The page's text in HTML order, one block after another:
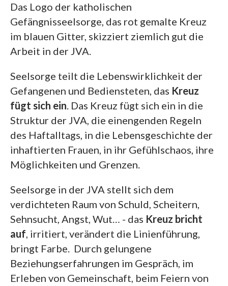
Das Logo der katholischen
Gefängnisseelsorge, das rot gemalte Kreuz
im blauen Gitter, skizziert ziemlich gut die
Arbeit in der JVA.
Seelsorge teilt die Lebenswirklichkeit der
Gefangenen und Bediensteten, das Kreuz
fügt sich ein. Das Kreuz fügt sich ein in die
Struktur der JVA, die einengenden Regeln
des Haftalltags, in die Lebensgeschichte der
inhaftierten Frauen, in ihr Gefühlschaos, ihre
Möglichkeiten und Grenzen.
Seelsorge in der JVA stellt sich dem
verdichteten Raum von Schuld, Scheitern,
Sehnsucht, Angst, Wut… - das Kreuz bricht
auf, irritiert, verändert die Linienführung,
bringt Farbe. Durch gelungene
Beziehungserfahrungen im Gespräch, im
Erleben von Gemeinschaft, beim Feiern von